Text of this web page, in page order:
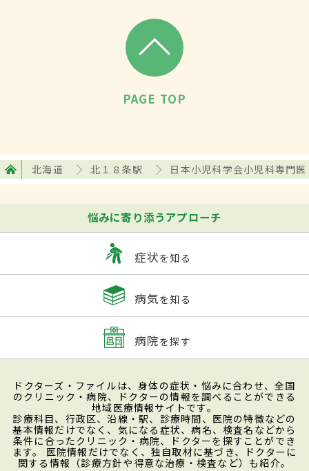
PAGE TOP
北海道 北１８条駅 日本小児科学会小児科専門医
悩みに寄り添うアプローチ
症状を知る
病気を知る
病院を探す
ドクターズ・ファイルは、身体の症状・悩みに合わせ、全国
のクリニック・病院、ドクターの情報を調べることができる
地域医療情報サイトです。
診療科目、行政区、沿線・駅、診療時間、医院の特徴などの
基本情報だけでなく、気になる症状、病名、検査名などから
条件に合ったクリニック・病院、ドクターを探すことができ
ます。 医院情報だけでなく、独自取材に基づき、ドクターに
関する情報（診療方針や得意な治療・検査など）も紹介。